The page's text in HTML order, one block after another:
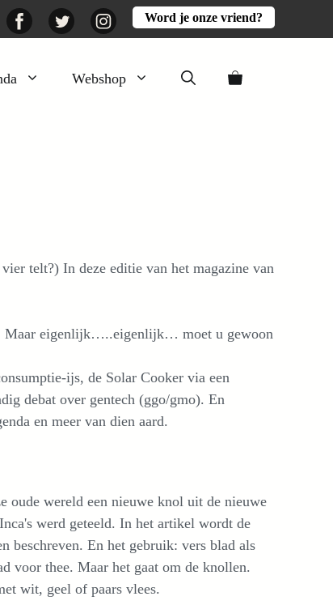
FacebookTwitter InstagramWord je onze vriend?
Webshop
telt?) In deze editie van het magazine van
Maar eigenlijk…..eigenlijk… moet u gewoon
ijs, de Solar Cooker via een
debat over gentech (ggo/gmo). En
en meer van dien aard.
oude wereld een nieuwe knol uit de nieuwe
werd geteeld. In het artikel wordt de
beschreven. En het gebruik: vers blad als
voor thee. Maar het gaat om de knollen.
wit, geel of paars vlees.